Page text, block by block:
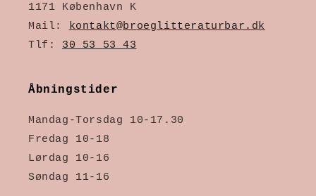
1171 København K
Mail:kontakt@broeglitteraturbar.dk
Tlf: 30 53 53 43
Åbningstider
Mandag-Torsdag 10-17.30
Fredag 10-18
Lørdag 10-16
Søndag 11-16